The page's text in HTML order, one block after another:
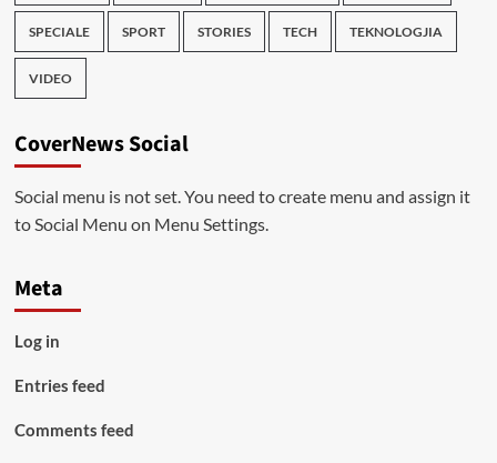
SPECIALE SPORT STORIES TECH TEKNOLOGJIA
VIDEO
CoverNews Social
Social menu is not set. You need to create menu and assign it
to Social Menu on Menu Settings.
Meta
Log in
Entries feed
Comments feed